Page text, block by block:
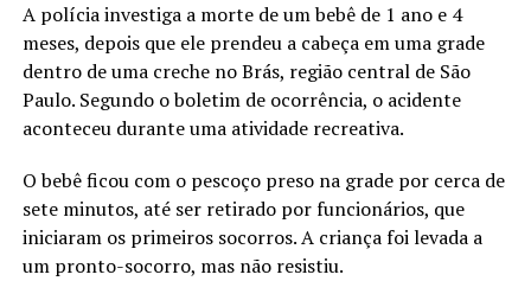
A polícia investiga a morte de um bebê de 1 ano e 4
meses, depois que ele prendeu a cabeça em uma grade
dentro de uma creche no Brás, região central de São
Paulo. Segundo o boletim de ocorrência, o acidente
aconteceu durante uma atividade recreativa.
O bebê ficou com o pescoço preso na grade por cerca de
sete minutos, até ser retirado por funcionários, que
iniciaram os primeiros socorros. A criança foi levada a
um pronto-socorro, mas não resistiu.